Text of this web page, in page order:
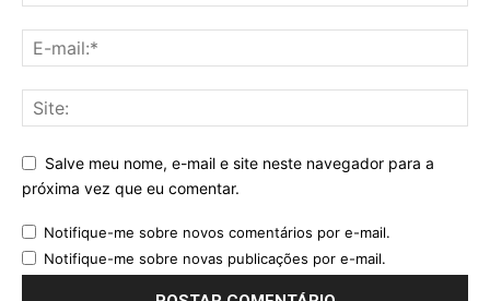
Salve meu nome, e-mail e site neste navegador para a
próxima vez que eu comentar.
Notifique-me sobre novos comentários por e-mail.
Notifique-me sobre novas publicações por e-mail.